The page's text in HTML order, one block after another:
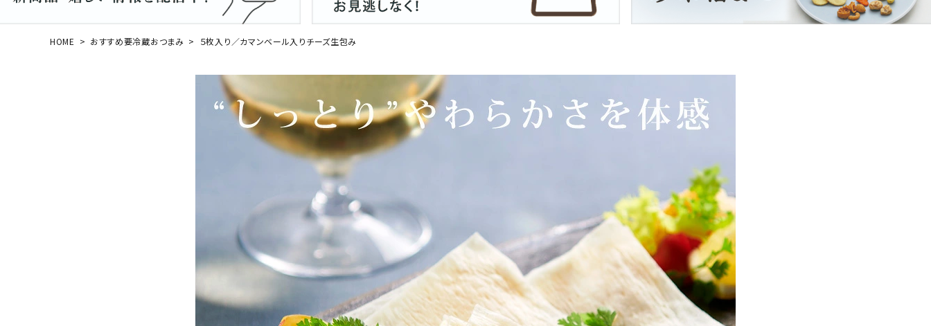
佃煮・ごはんのおとも 丸う
4,001円～5,000円 5,001円～
ログイン 会員登録
HOME おすすめ要冷蔵おつまみ ５枚入り／カマンベール入りチーズ生包み